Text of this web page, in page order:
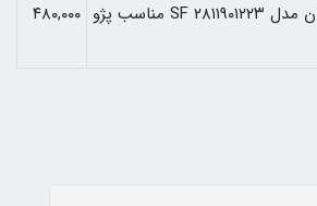
فیلتر هوای خودرو سرکان مدل SF ۲۸۱۱۹۰۱۲۲۳ مناسب پژو ۴۸۰,۰۰۰